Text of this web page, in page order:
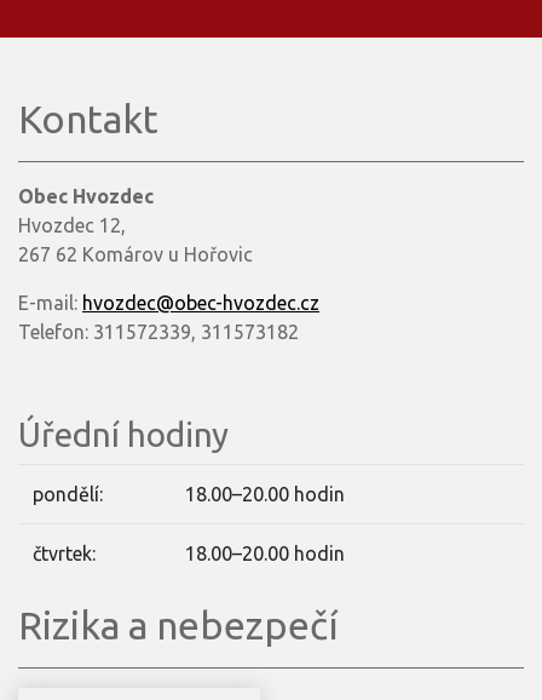
Kontakt
Obec Hvozdec
Hvozdec 12,
267 62 Komárov u Hořovic
E-mail: hvozdec@obec-hvozdec.cz
Telefon: 311572339, 311573182
Úřední hodiny
pondělí: 18.00–20.00 hodin
čtvrtek: 18.00–20.00 hodin
Rizika a nebezpečí